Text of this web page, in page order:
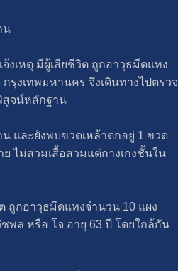
น
งเหตุ มีผู้เสียชีวิต ถูกอาวุธมีดแทง
งเทพมหานคร จึงเดินทางไปตรวจ
สูจน์หลักฐาน
และยังพบขวดเหล้าตกอยู่ 1 ขวด
ไม่สวมเสื้อสวมแต่กางเกงชั้นใน
ถูกอาวุธมีดแทงจำนวน 10 แผง
พล หรือ โจ อายุ 63 ปี โดยใกล้กัน